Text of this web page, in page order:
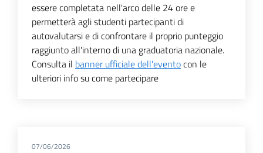
essere completata nell'arco delle 24 ore e
permetterà agli studenti partecipanti di
autovalutarsi e di confrontare il proprio punteggio
raggiunto all'interno di una graduatoria nazionale.
Consulta il banner ufficiale dell'eventocon le
ulteriori info su come partecipare
07/06/2026